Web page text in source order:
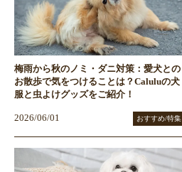
梅雨から秋のノミ・ダニ対策：愛犬との
お散歩で気をつけることは？Caluluの犬
服と虫よけグッズをご紹介！
2026/06/01 おすすめ/特集